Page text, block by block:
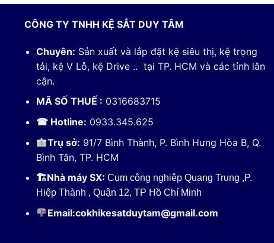
CÔNG TY TNHH KỆ SẮT DUY TÂM
Chuyên: Sản xuất và lắp đặt kệ siêu thị, kệ trọng
tải, kệ V Lỗ, kệ Drive .. tại TP. HCM và các tỉnh lân
cận.
MÃ SỐ THUẾ : 0316683715
☎ Hotline: 0933.345.625
Trụ sở: 91/7 Bình Thành, P. Bình Hưng Hòa B, Q.
Bình Tân, TP. HCM
🏗Nhà máy SX: Cụm công nghiệp Quang Trung ,P.
Hiệp Thành , Quận 12, TP Hồ Chí Minh
Email:cokhikesatduytam@gmail.com